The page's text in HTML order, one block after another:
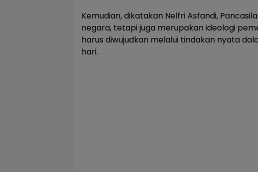
Kemudian, dikatakan Nelfri Asfandi,
negara, tetapi juga merupakan ideologi
harus diwujudkan melalui tindakan nyata
hari.